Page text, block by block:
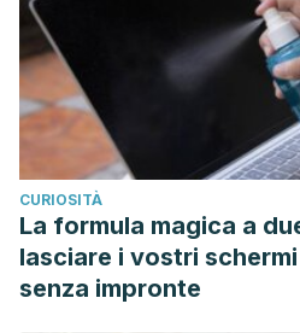
CURIOSITÀ
La formula magica a
lasciare i vostri
senza impronte